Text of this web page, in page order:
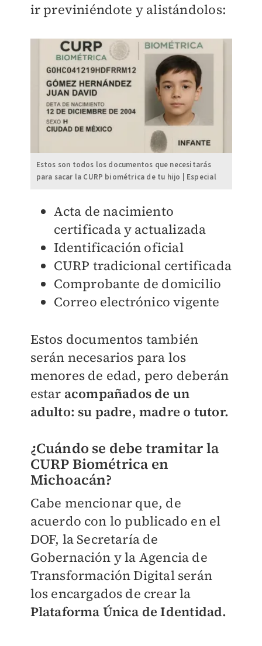
ir previniéndote y alistándolos:
Estos son todos los documentos que necesitarás
para sacar la CURP biométrica de tu hijo | Especial
Acta de nacimiento
certificada y actualizada
Identificación oficial
CURP tradicional certificada
Comprobante de domicilio
Correo electrónico vigente
Estos documentos también
serán necesarios para los
menores de edad, pero deberán
estar acompañados de un
adulto: su padre, madre o tutor.
¿Cuándo se debe tramitar la
CURP Biométrica en
Michoacán?
Cabe mencionar que, de
acuerdo con lo publicado en el
DOF, la Secretaría de
Gobernación y la Agencia de
Transformación Digital serán
los encargados de crear la
Plataforma Única de Identidad.